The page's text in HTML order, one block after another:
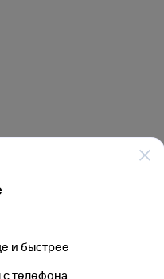
и быстрее
с телефона
стоимость электронных
на автобусы и туристского
Туристский продукт,